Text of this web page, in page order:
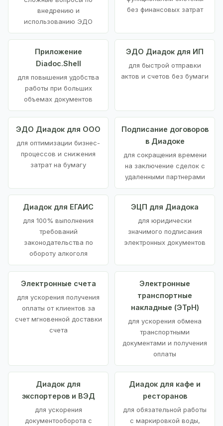
внедрению и
использованию ЭДО
без финансовых затрат
Приложение
Diadoc.Shell
для повышения удобства
работы при больших
объемах документов
ЭДО Диадок для ИП
для быстрой отправки
актов и счетов без бумаги
ЭДО Диадок для ООО
для оптимизации бизнес-
процессов и снижения
затрат на бумагу
Подписание договоров
в Диадоке
для сокращения времени
на заключение сделок с
удаленными партнерами
Диадок для ЕГАИС
для 100% выполнения
требований
законодательства по
обороту алкоголя
ЭЦП для Диадока
для юридически
значимого подписания
электронных документов
Электронные счета
для ускорения получения
оплаты от клиентов за
счет мгновенной доставки
счета
Электронные
транспортные
накладные (ЭТрН)
для ускорения обмена
транспортными
документами и получения
оплаты
Диадок для
экспортеров и ВЭД
для ускорения
документооборота с
Диадок для кафе и
ресторанов
для обязательной работы
с маркировкой воды,